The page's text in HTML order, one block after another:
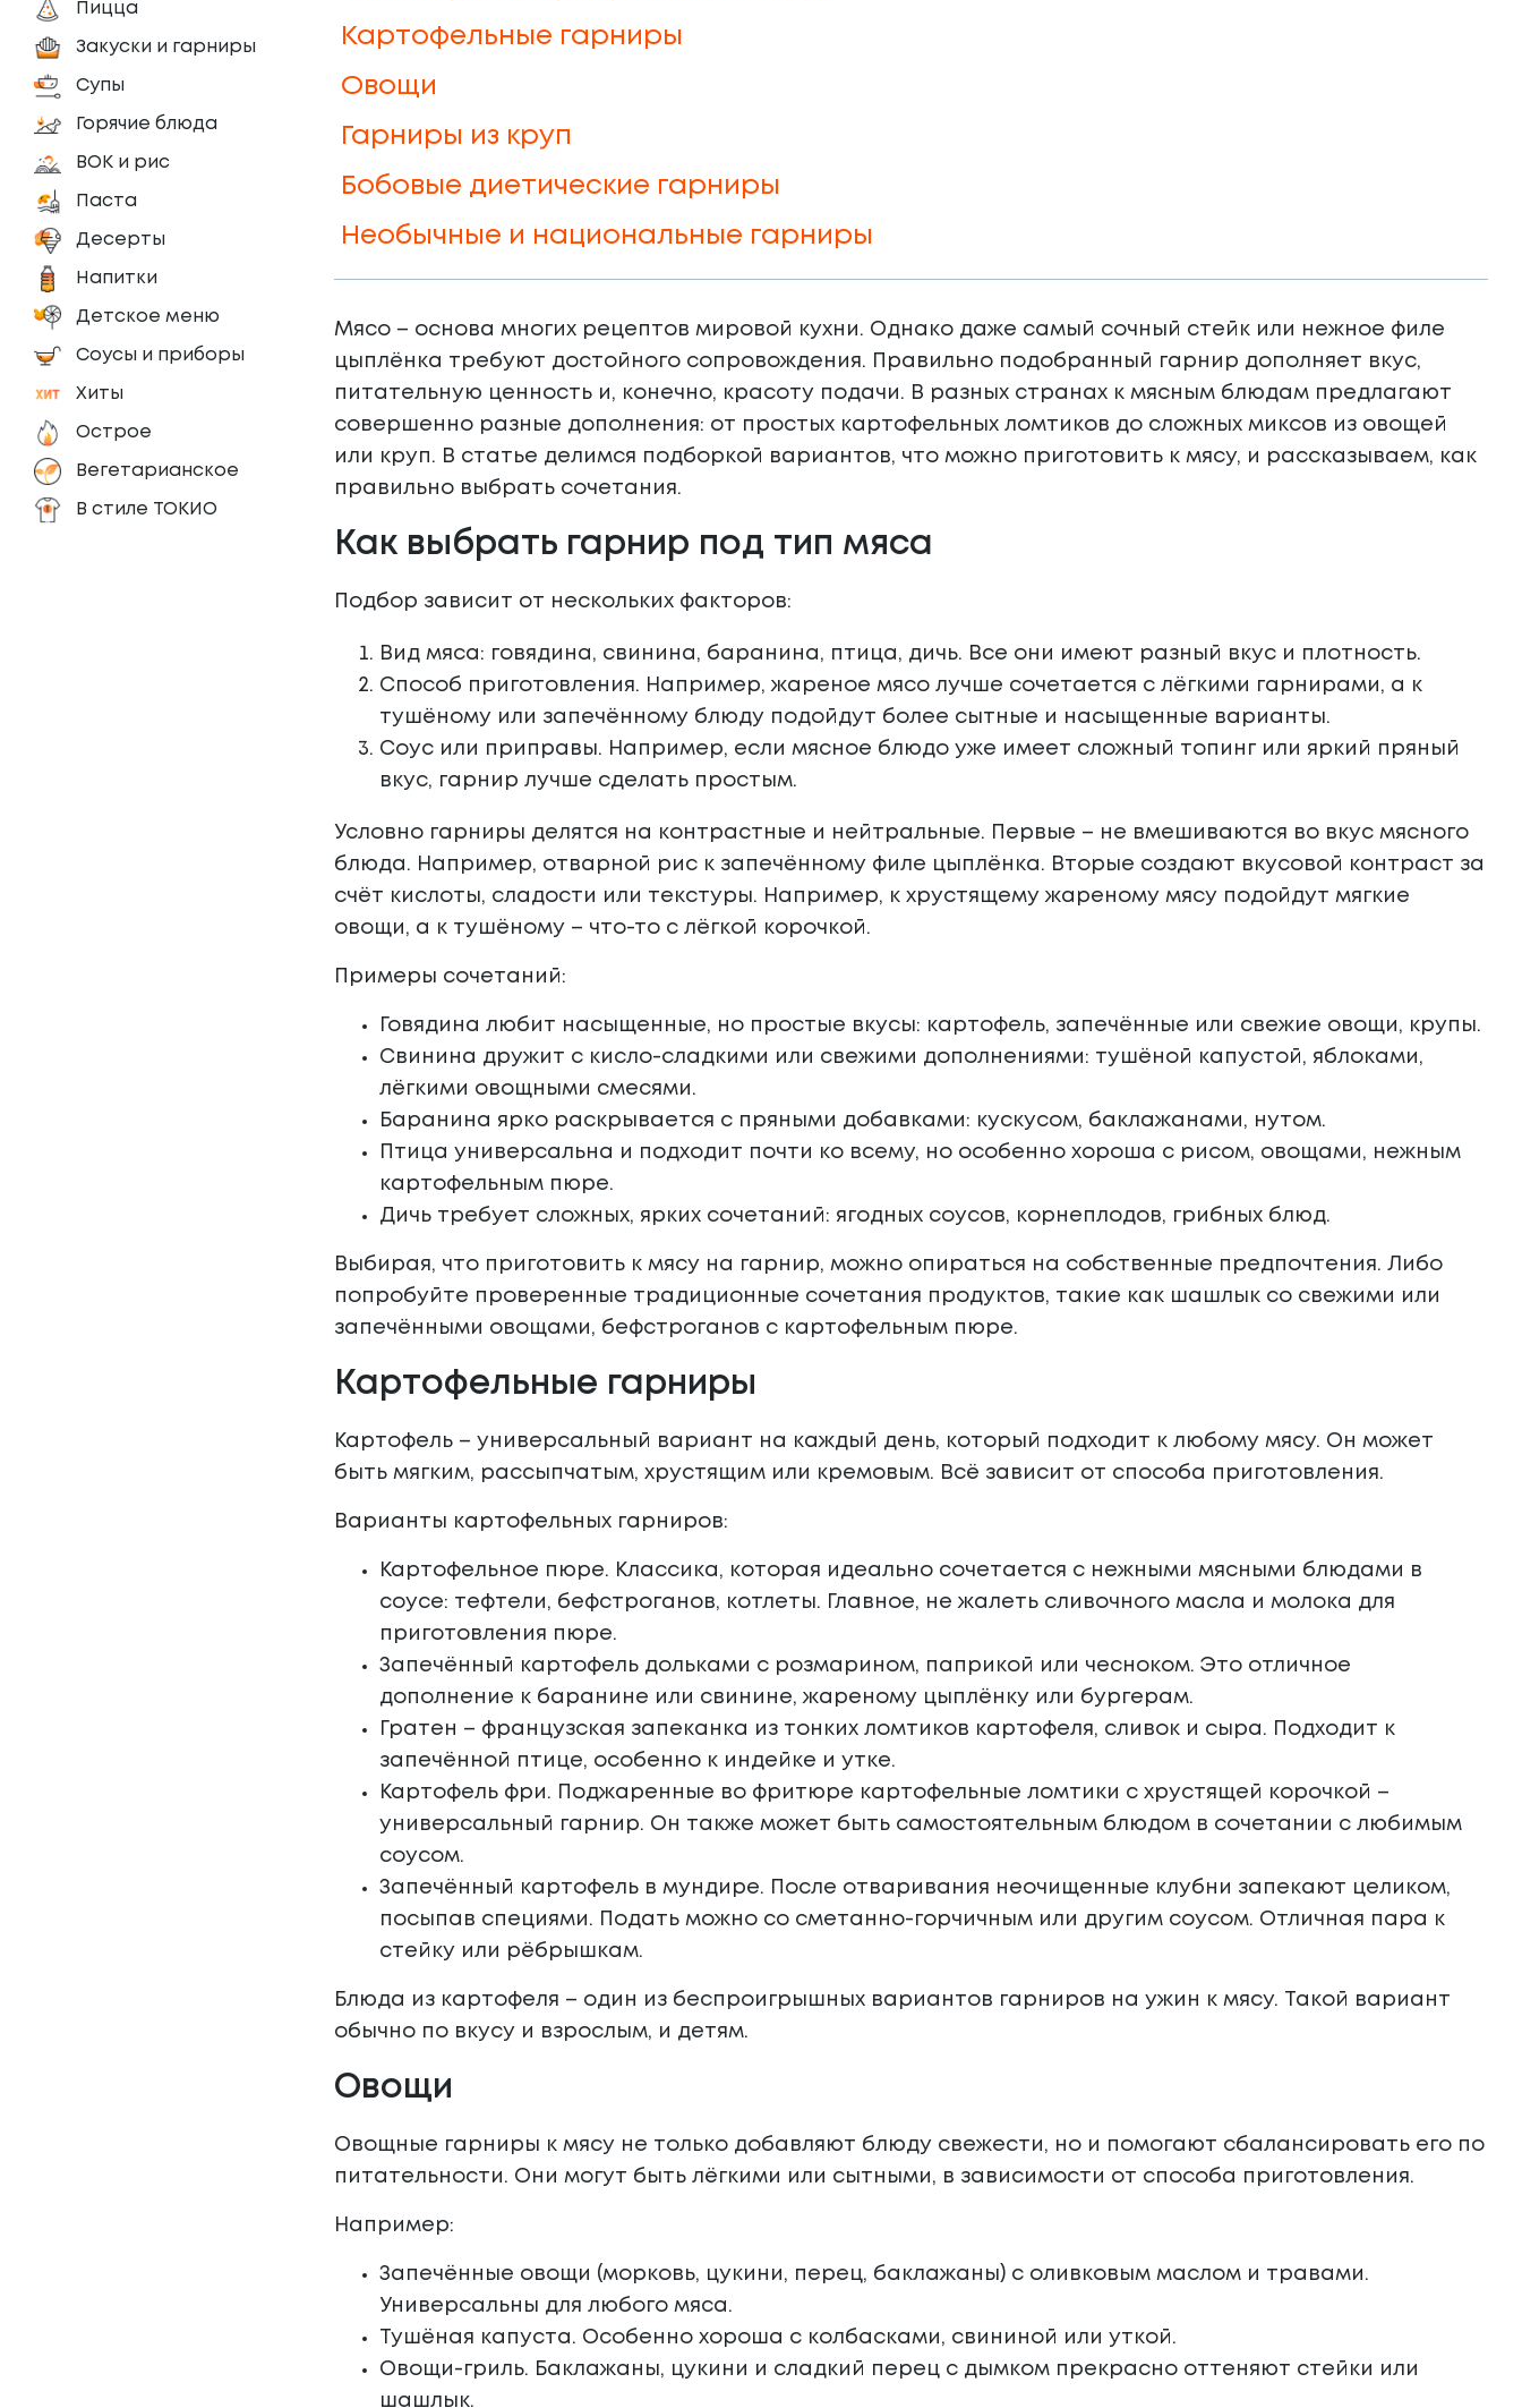
Пицца
Закуски и гарниры
Супы
Горячие блюда
ВОК и рис
Паста
Десерты
Напитки
Детское меню
Соусы и приборы
Хиты
Острое
Вегетарианское
В стиле ТОКИО
Картофельные гарниры
Овощи
Гарниры из круп
Бобовые диетические гарниры
Необычные и национальные гарниры
Мясо – основа многих рецептов мировой кухни. Однако даже самый сочный стейк или нежное филе
цыплёнка требуют достойного сопровождения. Правильно подобранный гарнир дополняет вкус,
питательную ценность и, конечно, красоту подачи. В разных странах к мясным блюдам предлагают
совершенно разные дополнения: от простых картофельных ломтиков до сложных миксов из овощей
или круп. В статье делимся подборкой вариантов, что можно приготовить к мясу, и рассказываем, как
правильно выбрать сочетания.
Как выбрать гарнир под тип мяса
Подбор зависит от нескольких факторов:
Вид мяса: говядина, свинина, баранина, птица, дичь. Все они имеют разный вкус и плотность.
Способ приготовления. Например, жареное мясо лучше сочетается с лёгкими гарнирами, а к
тушёному или запечённому блюду подойдут более сытные и насыщенные варианты.
Соус или приправы. Например, если мясное блюдо уже имеет сложный топинг или яркий пряный
вкус, гарнир лучше сделать простым.
Условно гарниры делятся на контрастные и нейтральные. Первые – не вмешиваются во вкус мясного
блюда. Например, отварной рис к запечённому филе цыплёнка. Вторые создают вкусовой контраст за
счёт кислоты, сладости или текстуры. Например, к хрустящему жареному мясу подойдут мягкие
овощи, а к тушёному – что-то с лёгкой корочкой.
Примеры сочетаний:
Говядина любит насыщенные, но простые вкусы: картофель, запечённые или свежие овощи, крупы.
Свинина дружит с кисло-сладкими или свежими дополнениями: тушёной капустой, яблоками,
лёгкими овощными смесями.
Баранина ярко раскрывается с пряными добавками: кускусом, баклажанами, нутом.
Птица универсальна и подходит почти ко всему, но особенно хороша с рисом, овощами, нежным
картофельным пюре.
Дичь требует сложных, ярких сочетаний: ягодных соусов, корнеплодов, грибных блюд.
Выбирая, что приготовить к мясу на гарнир, можно опираться на собственные предпочтения. Либо
попробуйте проверенные традиционные сочетания продуктов, такие как шашлык со свежими или
запечёнными овощами, бефстроганов с картофельным пюре.
Картофельные гарниры
Картофель – универсальный вариант на каждый день, который подходит к любому мясу. Он может
быть мягким, рассыпчатым, хрустящим или кремовым. Всё зависит от способа приготовления.
Варианты картофельных гарниров:
Картофельное пюре. Классика, которая идеально сочетается с нежными мясными блюдами в
соусе: тефтели, бефстроганов, котлеты. Главное, не жалеть сливочного масла и молока для
приготовления пюре.
Запечённый картофель дольками с розмарином, паприкой или чесноком. Это отличное
дополнение к баранине или свинине, жареному цыплёнку или бургерам.
Гратен – французская запеканка из тонких ломтиков картофеля, сливок и сыра. Подходит к
запечённой птице, особенно к индейке и утке.
Картофель фри. Поджаренные во фритюре картофельные ломтики с хрустящей корочкой –
универсальный гарнир. Он также может быть самостоятельным блюдом в сочетании с любимым
соусом.
Запечённый картофель в мундире. После отваривания неочищенные клубни запекают целиком,
посыпав специями. Подать можно со сметанно-горчичным или другим соусом. Отличная пара к
стейку или рёбрышкам.
Блюда из картофеля – один из беспроигрышных вариантов гарниров на ужин к мясу. Такой вариант
обычно по вкусу и взрослым, и детям.
Овощи
Овощные гарниры к мясу не только добавляют блюду свежести, но и помогают сбалансировать его по
питательности. Они могут быть лёгкими или сытными, в зависимости от способа приготовления.
Например:
Запечённые овощи (морковь, цукини, перец, баклажаны) с оливковым маслом и травами.
Универсальны для любого мяса.
Тушёная капуста. Особенно хороша с колбасками, свининой или уткой.
Овощи-гриль. Баклажаны, цукини и сладкий перец с дымком прекрасно оттеняют стейки или
шашлык.